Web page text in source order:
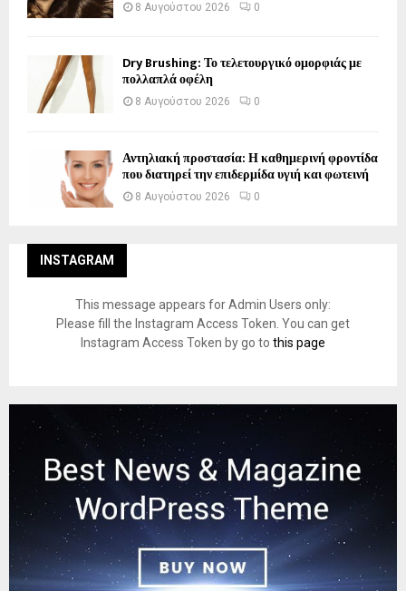
8 Αυγούστου 2026 0
Dry Brushing: Το τελετουργικό ομορφιάς με
πολλαπλά οφέλη
8 Αυγούστου 2026 0
Αντηλιακή προστασία: Η καθημερινή φροντίδα
που διατηρεί την επιδερμίδα υγιή και φωτεινή
8 Αυγούστου 2026 0
INSTAGRAM
This message appears for Admin Users only:
Please fill the Instagram Access Token. You can get
Instagram Access Token by go to this page